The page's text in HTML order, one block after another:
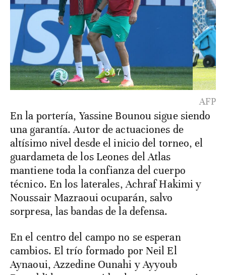
3/7
AFP
En la portería, Yassine Bounou sigue siendo
una garantía. Autor de actuaciones de
altísimo nivel desde el inicio del torneo, el
guardameta de los Leones del Atlas
mantiene toda la confianza del cuerpo
técnico. En los laterales, Achraf Hakimi y
Noussair Mazraoui ocuparán, salvo
sorpresa, las bandas de la defensa.
En el centro del campo no se esperan
cambios. El trío formado por Neil El
Aynaoui, Azzedine Ounahi y Ayyoub